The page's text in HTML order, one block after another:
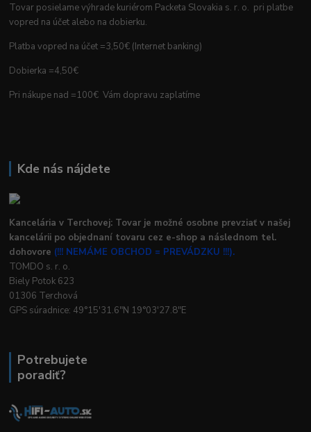
Tovar posielame výhrade kuriérom Packeta Slovakia s. r. o. pri platbe
vopred na účet alebo na dobierku.
Platba vopred na účet =3,50€ (Internet banking)
Dobierka =4,50€
Pri nákupe nad =100€ Vám dopravu zaplatíme
Kde nás nájdete
Kancelária v Terchovej: Tovar je možné osobne prevziať v našej
kancelárii po objednaní tovaru cez e-shop a následnom tel.
dohovore (!!! NEMÁME OBCHOD = PREVÁDZKU !!!).
TOMDO s. r. o.
Biely Potok 623
01306 Terchová
GPS súradnice: 49°15'31.6"N 19°03'27.8"E
Potrebujete
poradiť?